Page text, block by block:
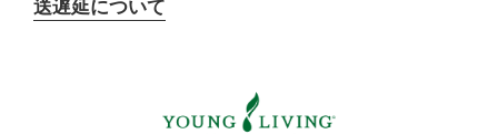
送遅延について